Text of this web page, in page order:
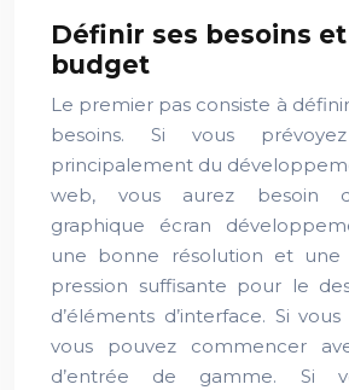
Définir ses besoins
budget
Le premier pas consiste à
besoins. Si vous
principalement du
web, vous aurez besoin
graphique écran
une bonne résolution et une
pression suffisante pour le
d’éléments d’interface. Si
vous pouvez commencer
d’entrée de gamme. Si